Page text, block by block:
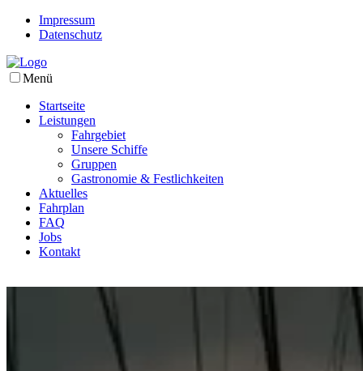
Impressum
Datenschutz
Menü
Startseite
Leistungen
Fahrgebiet
Unsere Schiffe
Gruppen
Gastronomie & Festlichkeiten
Aktuelles
Fahrplan
FAQ
Jobs
Kontakt